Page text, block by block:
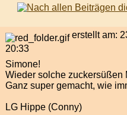
erstellt am:
20:33
Simone!
Wieder solche zuckersüßen
Ganz super gemacht, wie
LG Hippe (Conny)